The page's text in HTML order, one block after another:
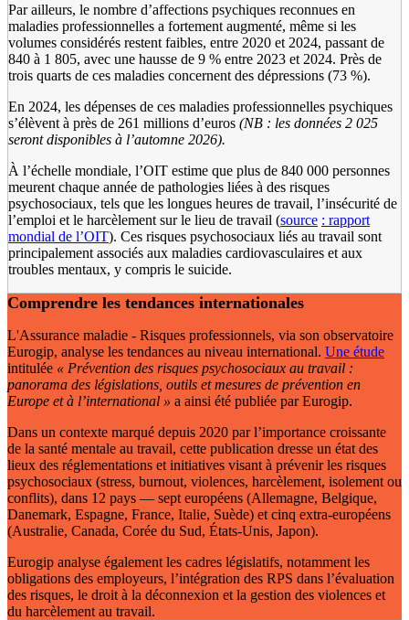
Par ailleurs, le nombre d’affections psychiques reconnues en
maladies professionnelles a fortement augmenté, même si les
volumes considérés restent faibles, entre 2020 et 2024, passant de
840 à 1 805, avec une hausse de 9 % entre 2023 et 2024. Près de
trois quarts de ces maladies concernent des dépressions (73 %).
En 2024, les dépenses de ces maladies professionnelles psychiques
s’élèvent à près de 261 millions d’euros (NB : les données 2 025
seront disponibles à l’automne 2026).
À l’échelle mondiale, l’OIT estime que plus de 840 000 personnes
meurent chaque année de pathologies liées à des risques
psychosociaux, tels que les longues heures de travail, l’insécurité de
l’emploi et le harcèlement sur le lieu de travail (source : rapport
mondial de l’OIT). Ces risques psychosociaux liés au travail sont
principalement associés aux maladies cardiovasculaires et aux
troubles mentaux, y compris le suicide.
Comprendre les tendances internationales
L'Assurance maladie - Risques professionnels, via son observatoire
Eurogip, analyse les tendances au niveau international. Une étude
intitulée « Prévention des risques psychosociaux au travail :
panorama des législations, outils et mesures de prévention en
Europe et à l’international » a ainsi été publiée par Eurogip.
Dans un contexte marqué depuis 2020 par l’importance croissante
de la santé mentale au travail, cette publication dresse un état des
lieux des réglementations et initiatives visant à prévenir les risques
psychosociaux (stress, burnout, violences, harcèlement, isolement ou
conflits), dans 12 pays — sept européens (Allemagne, Belgique,
Danemark, Espagne, France, Italie, Suède) et cinq extra-européens
(Australie, Canada, Corée du Sud, États-Unis, Japon).
Eurogip analyse également les cadres législatifs, notamment les
obligations des employeurs, l’intégration des RPS dans l’évaluation
des risques, le droit à la déconnexion et la gestion des violences et
du harcèlement au travail.